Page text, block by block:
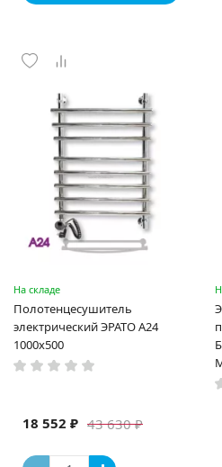
На складе
Полотенцесушитель
электрический ЭРАТО А24
1000x500
43 630 ₽
18 552 ₽